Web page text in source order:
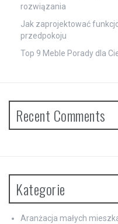
rozwiązania
Jak zaprojektować
przedpokoju
Top 9 Meble Porady dla
Recent Comments
Kategorie
Aranżacja małych